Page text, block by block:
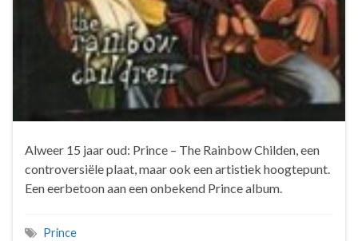
Alweer 15 jaar oud: Prince – The Rainbow Childen, een
controversiële plaat, maar ook een artistiek hoogtepunt.
Een eerbetoon aan een onbekend Prince album.
Prince